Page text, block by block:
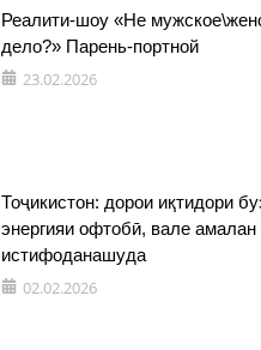
Реалити-шоу «Не
дело?» Парень-портной
23.02.2026
Тоҷикистон: дорои иқтидори
энергияи офтобӣ, вале амалан
истифоданашуда
02.02.2026